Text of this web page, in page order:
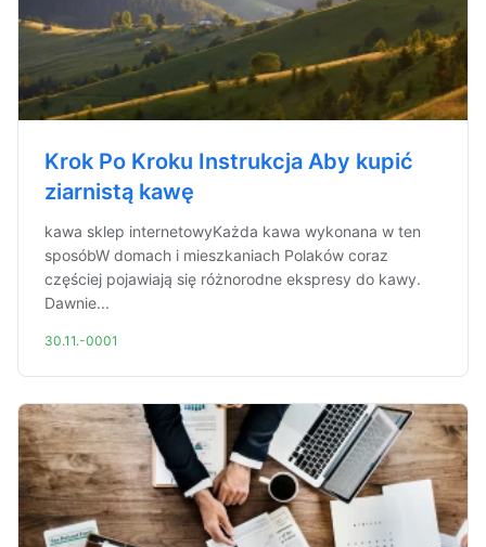
Krok Po Kroku Instrukcja Aby kupić
ziarnistą kawę
kawa sklep internetowyKażda kawa wykonana w ten
sposóbW domach i mieszkaniach Polaków coraz
częściej pojawiają się różnorodne ekspresy do kawy.
Dawnie...
30.11.-0001